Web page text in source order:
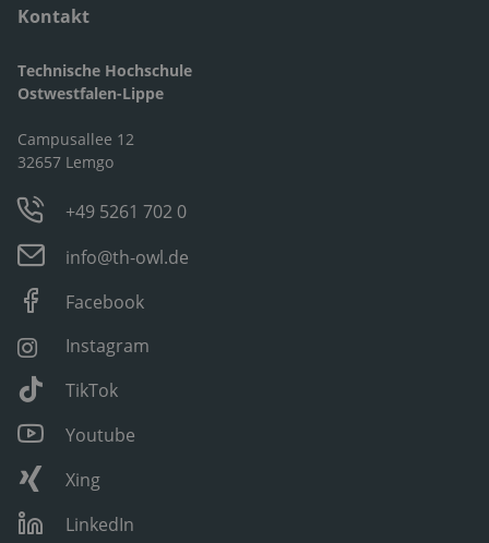
Kontakt
Technische Hochschule
Ostwestfalen-Lippe
Campusallee 12
32657 Lemgo
+49 5261 702 0
info@th-owl.de
Facebook
Instagram
TikTok
Youtube
Xing
LinkedIn